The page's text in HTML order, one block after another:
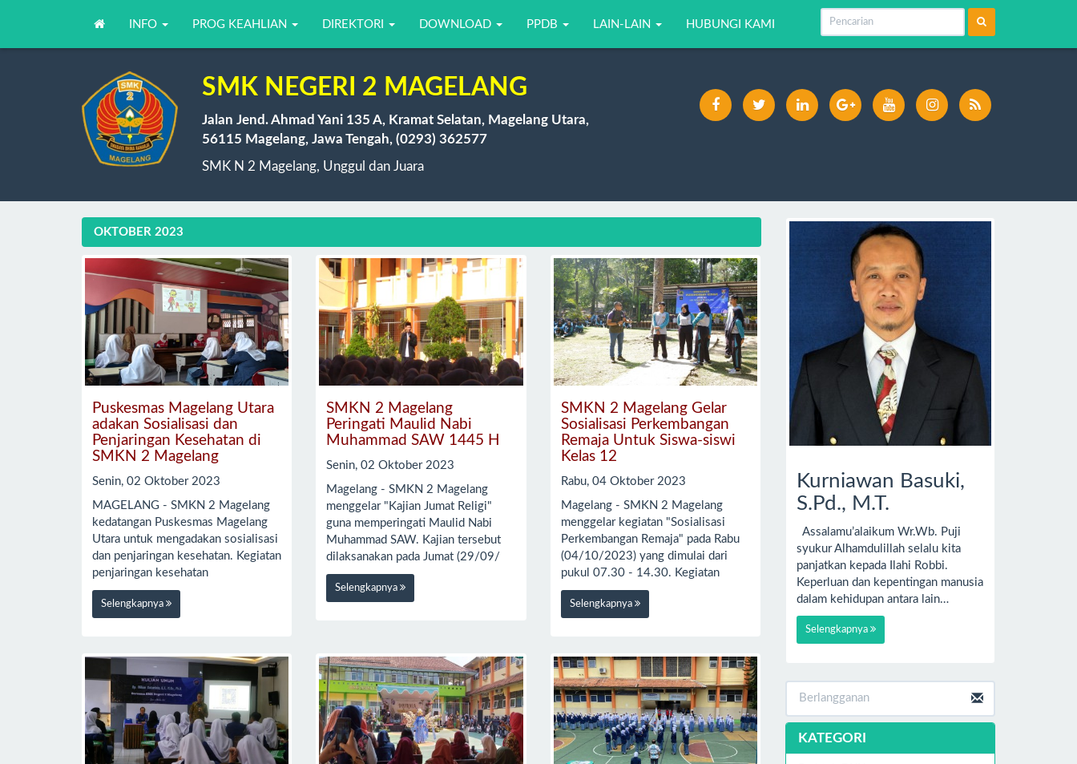
INFO PROG KEAHLIAN DIREKTORI DOWNLOAD PPDB LAIN-LAIN HUBUNGI KAMI
SMK NEGERI 2 MAGELANG
Jalan Jend. Ahmad Yani 135 A, Kramat Selatan, Magelang Utara,
56115 Magelang, Jawa Tengah, (0293) 362577
SMK N 2 Magelang, Unggul dan Juara
OKTOBER 2023
Puskesmas Magelang Utara
adakan Sosialisasi dan
Penjaringan Kesehatan di
SMKN 2 Magelang
Senin, 02 Oktober 2023
MAGELANG - SMKN 2 Magelang
kedatangan Puskesmas Magelang
Utara untuk mengadakan sosialisasi
dan penjaringan kesehatan. Kegiatan
penjaringan kesehatan
Selengkapnya
SMKN 2 Magelang
Peringati Maulid Nabi
Muhammad SAW 1445 H
Senin, 02 Oktober 2023
Magelang - SMKN 2 Magelang
menggelar "Kajian Jumat Religi"
guna memperingati Maulid Nabi
Muhammad SAW. Kajian tersebut
dilaksanakan pada Jumat (29/09/
Selengkapnya
SMKN 2 Magelang Gelar
Sosialisasi Perkembangan
Remaja Untuk Siswa-siswi
Kelas 12
Rabu, 04 Oktober 2023
Magelang - SMKN 2 Magelang
menggelar kegiatan "Sosialisasi
Perkembangan Remaja" pada Rabu
(04/10/2023) yang dimulai dari
pukul 07.30 - 14.30. Kegiatan
Selengkapnya
Kurniawan Basuki,
S.Pd., M.T.
Assalamu’alaikum Wr.Wb. Puji
syukur Alhamdulillah selalu kita
panjatkan kepada Ilahi Robbi.
Keperluan dan kepentingan manusia
dalam kehidupan antara lain…
Selengkapnya
KATEGORI